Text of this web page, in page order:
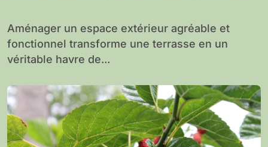
Aménager un espace extérieur agréable et
fonctionnel transforme une terrasse en un
véritable havre de...